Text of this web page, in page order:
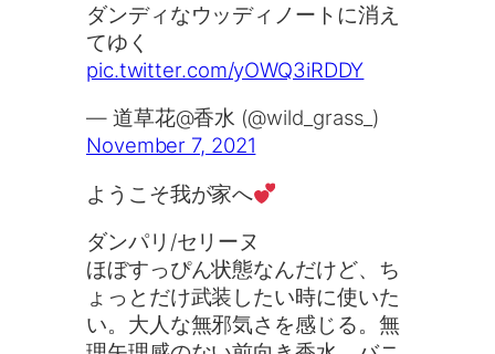
ダンディなウッディノートに消え
てゆく
pic.twitter.com/yOWQ3iRDDY
— 道草花@香水 (@wild_grass_)
November 7, 2021
ようこそ我が家へ
ダンパリ/セリーヌ
ほぼすっぴん状態なんだけど、ち
ょっとだけ武装したい時に使いた
い。大人な無邪気さを感じる。無